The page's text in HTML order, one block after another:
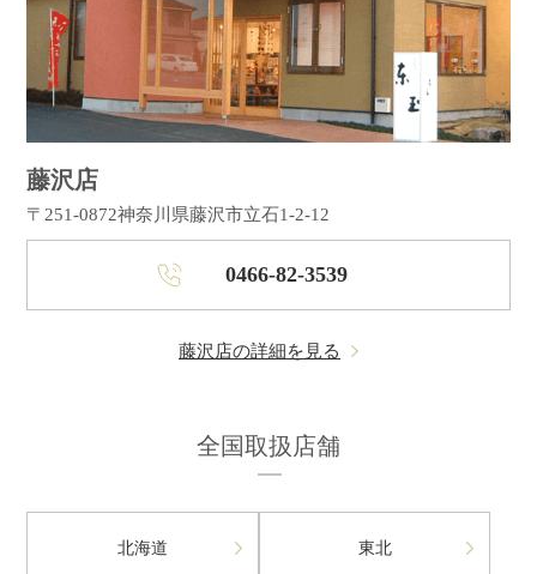
藤沢店
〒251-0872神奈川県藤沢市立石1-2-12
0466-82-3539
藤沢店の詳細を見る
全国取扱店舗
北海道 東北